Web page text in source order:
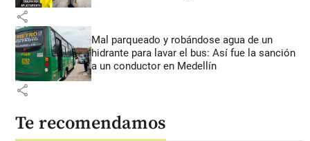
share
Mal parqueado y robándose agua de un
hidrante para lavar el bus: Así fue la sanción
a un conductor en Medellín
share
Te recomendamos